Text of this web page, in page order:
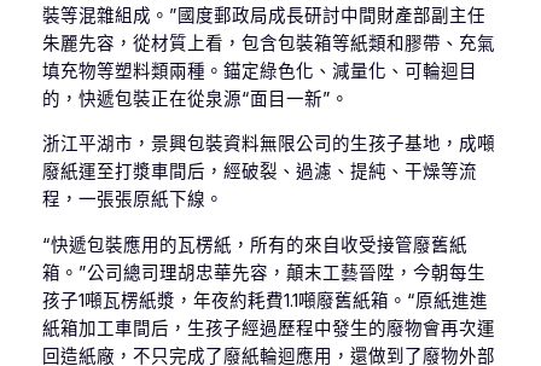
裝等混雜組成。”國度郵政局成長研討中間財產部副主任
朱麗先容，從材質上看，包含包裝箱等紙類和膠帶、充氣
填充物等塑料類兩種。錨定綠色化、減量化、可輪迴目
的，快遞包裝正在從泉源“面目一新”。
浙江平湖市，景興包裝資料無限公司的生孩子基地，成噸
廢紙運至打漿車間后，經破裂、過濾、提純、干燥等流
程，一張張原紙下線。
“快遞包裝應用的瓦楞紙，所有的來自收受接管廢舊紙
箱。”公司總司理胡忠華先容，顛末工藝晉陞，今朝每生
孩子1噸瓦楞紙漿，年夜約耗費1.1噸廢舊紙箱。“原紙進進
紙箱加工車間后，生孩子經過歷程中發生的廢物會再次運
回造紙廠，不只完成了廢紙輪迴應用，還做到了廢物外部